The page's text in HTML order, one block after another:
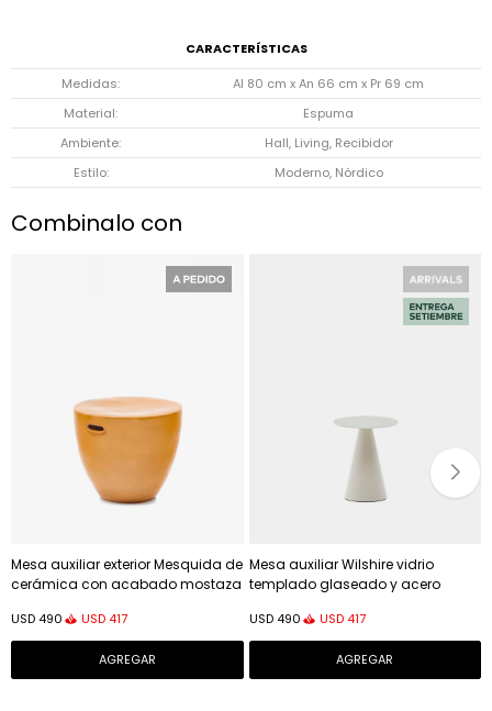
CARACTERÍSTICAS
Medidas
Al 80 cm x An 66 cm x Pr 69 cm
Material
Espuma
Ambiente
Hall, Living, Recibidor
Estilo
Moderno, Nórdico
Combinalo con
Mesa auxiliar exterior Mesquida de
cerámica con acabado mostaza
USD 490 USD 417
Mesa auxiliar Wilshire vidrio
templado glaseado y acero
Ø35cm
USD 490 USD 417